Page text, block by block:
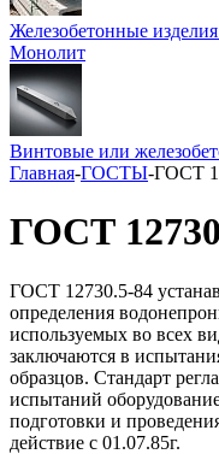
Железобетонные
Монолит
Винтовые или
Главная-ГОСТЫ-ГОСТ
ГОСТ
ГОСТ 12730.5-84
определения
используемых во всех
заключаются в
образцов. Стандарт
испытаний
подготовки и
действие с 01.07.85г.